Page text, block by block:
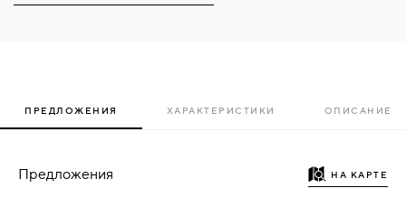
ПРЕДЛОЖЕНИЯ ХАРАКТЕРИСТИКИ ОПИСАНИЕ
Предложения НА КАРТЕ